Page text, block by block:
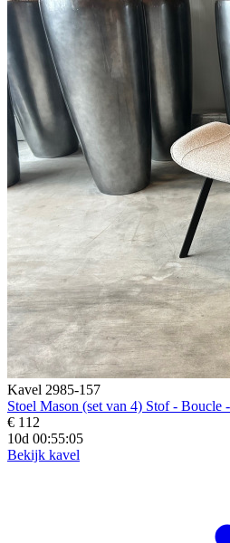
Kavel 2985-157
Stoel Mason (set van 4) Stof - Boucle
€ 112
10d 00:55:04
Bekijk kavel